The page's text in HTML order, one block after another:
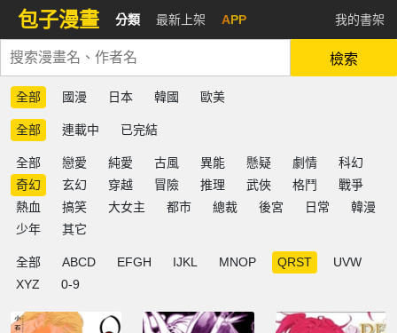
包子漫畫 分類 最新上架 APP 我的書架
檢索
全部 國漫 日本 韓國 歐美
全部 連載中 已完結
全部 戀愛 純愛 古風 異能 懸疑 劇情
科幻
奇幻
玄幻 穿越 冒險 推理 武俠 格鬥
戰爭
熱血
搞笑 大女主 都市 總裁 後宮 日常
韓漫
少年
其它
全部 ABCD EFGH IJKL MNOP QRST
UVW
XYZ
0-9